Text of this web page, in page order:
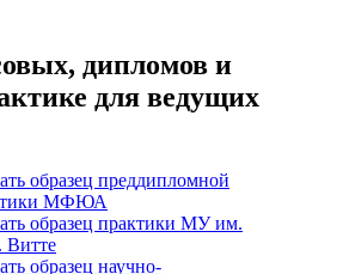
дипломов и
для ведущих
образец преддипломной
МФЮА
образец практики МУ им.
образец научно-